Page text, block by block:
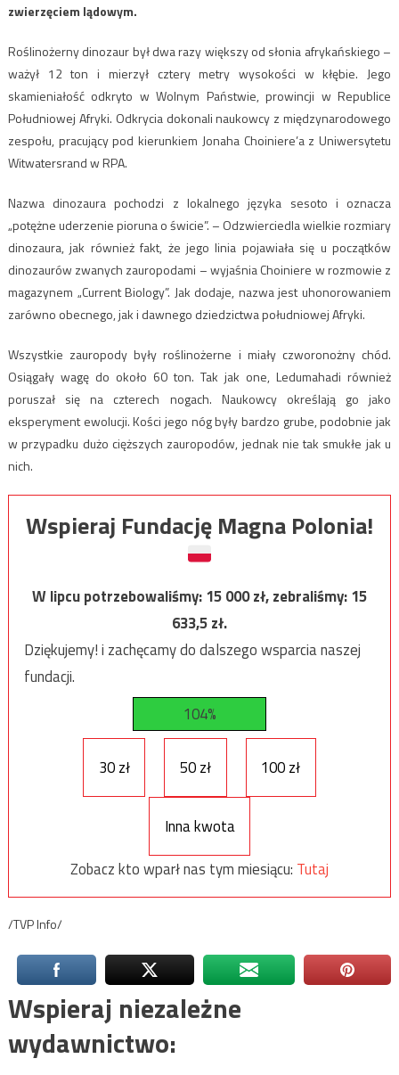
zwierzęciem lądowym.
Roślinożerny dinozaur był dwa razy większy od słonia afrykańskiego –
ważył 12 ton i mierzył cztery metry wysokości w kłębie. Jego
skamieniałość odkryto w Wolnym Państwie, prowincji w Republice
Południowej Afryki. Odkrycia dokonali naukowcy z międzynarodowego
zespołu, pracujący pod kierunkiem Jonaha Choiniere’a z Uniwersytetu
Witwatersrand w RPA.
Nazwa dinozaura pochodzi z lokalnego języka sesoto i oznacza
„potężne uderzenie pioruna o świcie”. – Odzwierciedla wielkie rozmiary
dinozaura, jak również fakt, że jego linia pojawiała się u początków
dinozaurów zwanych zauropodami – wyjaśnia Choiniere w rozmowie z
magazynem „Current Biology”. Jak dodaje, nazwa jest uhonorowaniem
zarówno obecnego, jak i dawnego dziedzictwa południowej Afryki.
Wszystkie zauropody były roślinożerne i miały czworonożny chód.
Osiągały wagę do około 60 ton. Tak jak one, Ledumahadi również
poruszał się na czterech nogach. Naukowcy określają go jako
eksperyment ewolucji. Kości jego nóg były bardzo grube, podobnie jak
w przypadku dużo cięższych zauropodów, jednak nie tak smukłe jak u
nich.
Wspieraj Fundację Magna Polonia!
W lipcu potrzebowaliśmy:15 000zł, zebraliśmy:15
633,5zł.
Dziękujemy! i zachęcamy do dalszego wsparcia naszej
fundacji.
104%
30 zł 50 zł 100 zł
Inna kwota
Zobacz kto wparł nas tym miesiącu: Tutaj
/TVP Info/
Wspieraj niezależne
wydawnictwo: